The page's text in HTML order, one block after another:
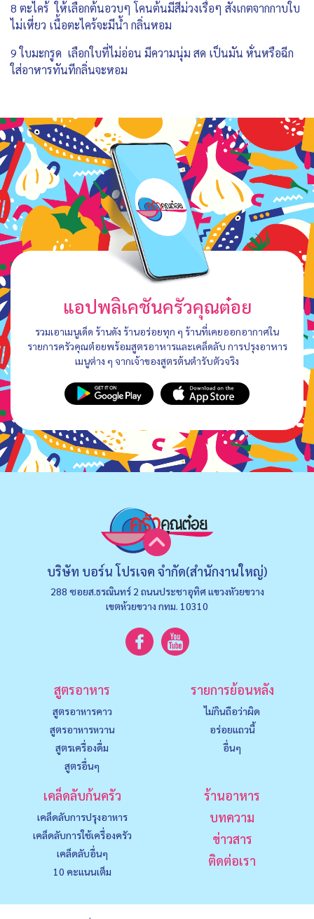
8 ตะไคร้ ให้เลือกต้นอวบๆ โคนต้นมีสีม่วงเรื่อๆ สังเกตจากกาบใบ
ไม่เหี่ยว เนื้อตะไคร้จะมีน้ำ กลิ่นหอม
9 ใบมะกรูด เลือกใบที่ไม่อ่อน มีความนุ่ม สด เป็นมัน หั่นหรือฉีก
ใส่อาหารทันทีกลิ่นจะหอม
แอปพลิเคชันครัวคุณต๋อย
รวมเอาเมนูเด็ด ร้านดัง ร้านอร่อยทุก ๆ ร้านที่เคยออกอากาศใน
รายการครัวคุณต๋อยพร้อมสูตรอาหารและเคล็ดลับ การปรุงอาหาร
เมนูต่าง ๆ จากเจ้าของสูตรต้นตำรับตัวจริง
บริษัท บอร์น โปรเจค จำกัด(สำนักงานใหญ่)
288 ซอยส.ธรณินทร์ 2 ถนนประชาอุทิศ แขวงหัวยขวาง
เขตห้วยขวาง กทม. 10310
สูตรอาหาร
สูตรอาหารคาว
สูตรอาหารหวาน
สูตรเครื่องดื่ม
สูตรอื่นๆ
รายการย้อนหลัง
ไม่กินถือว่าผิด
อร่อยแถวนี้
อื่นๆ
เคล็ดลับก้นครัว
เคล็ดลับการปรุงอาหาร
เคล็ดลับการใช้เครื่องครัว
เคล็ดลับอื่นๆ
10 คะแนนเต็ม
ร้านอาหาร
บทความ
ข่าวสาร
ติดต่อเรา